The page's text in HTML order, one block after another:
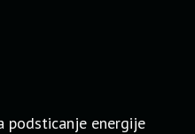
podsticanje energije